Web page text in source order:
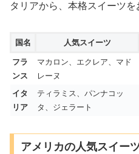
タリアから、本格スイーツを
国名 人気スイーツ
フラ
ンス
マカロン、エクレア、マド
レーヌ
イタ
リア
ティラミス、パンナコッ
タ、ジェラート
アメリカの人気スイー